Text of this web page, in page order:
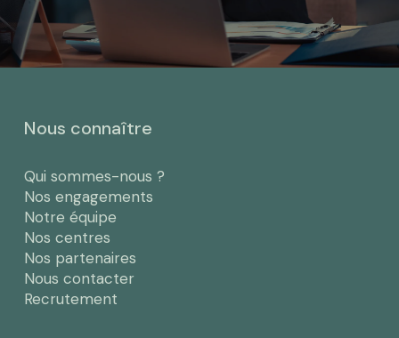
Nous connaître
Qui sommes-nous ?
Nos engagements
Notre équipe
Nos centres
Nos partenaires
Nous contacter
Recrutement